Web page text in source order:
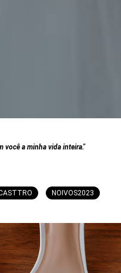
você a minha vida inteira."
NOIVOS2023